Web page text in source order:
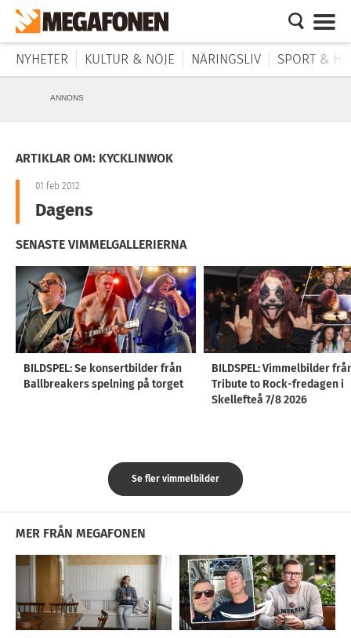
NYHETER KULTUR & NÖJE NÄRINGSLIV SPORT &
ANNONS
ARTIKLAR OM: KYCKLINWOK
01 feb 2012
Dagens
SENASTE VIMMELGALLERIERNA
BILDSPEL: Se konsertbilder från
Ballbreakers spelning på torget
BILDSPEL: Vimmelbilder
Tribute to Rock-fredagen i
Skellefteå 7/8 2026
Se fler vimmelbilder
MER FRÅN MEGAFONEN